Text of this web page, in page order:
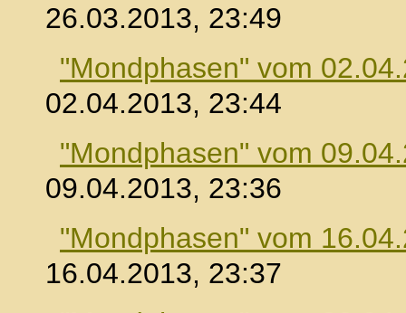
26.03.2013, 23:49
"Mondphasen" vom
02.04.2013, 23:44
"Mondphasen" vom
09.04.2013, 23:36
"Mondphasen" vom
16.04.2013, 23:37